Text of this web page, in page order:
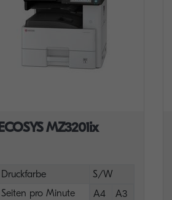
ECOSYS MZ3201ix
Druckfarbe
S/W
Seiten pro Minute
A4
A3